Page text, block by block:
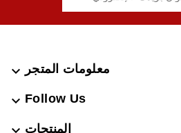
معلومات المتجر 
Follow Us

المنتجات